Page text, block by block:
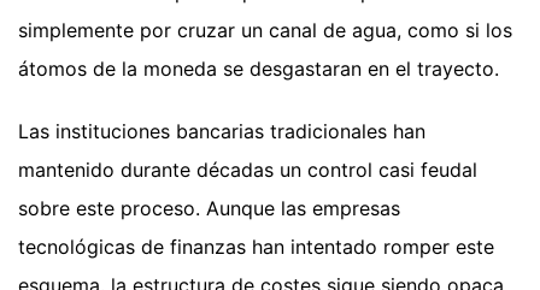
simplemente por cruzar un canal de agua, como si los
átomos de la moneda se desgastaran en el trayecto.
Las instituciones bancarias tradicionales han
mantenido durante décadas un control casi feudal
sobre este proceso. Aunque las empresas
tecnológicas de finanzas han intentado romper este
esquema, la estructura de costes sigue siendo opaca